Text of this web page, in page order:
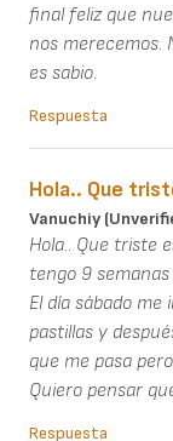
final feliz que
nos merecemos.
es sabio.
Respuesta
Hola.. Que
Vanuchiy
Hola.. Que triste
tengo 9
El día sábado
pastillas y
que me pasa
Quiero pensar
Respuesta